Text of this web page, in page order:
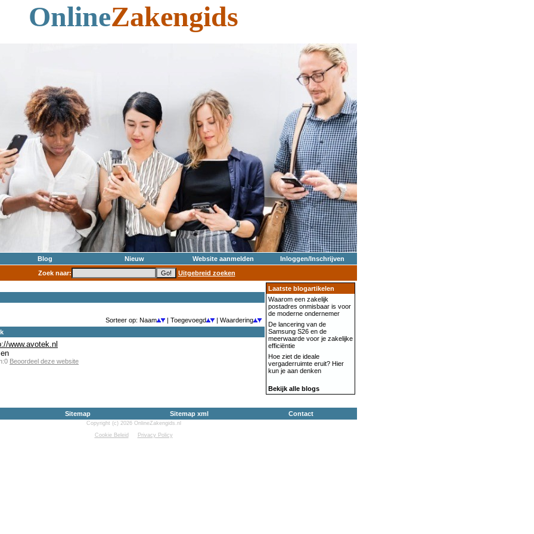
OnlineZakengids
Blog Nieuw Website aanmelden
Inloggen/Inschrijven
Zoek naar:
Uitgebreid zoeken
Sorteer op: Naam | Toegevoegd
| Waardering
www.avotek.nl
Beoordeel deze website
Laatste blogartikelen
Waarom een zakelijk
postadres onmisbaar is voor
de moderne ondernemer
De lancering van de
Samsung S26 en de
meerwaarde voor je zakelijke
efficiëntie
Hoe ziet de ideale
vergaderruimte eruit? Hier
kun je aan denken
Bekijk alle blogs
Sitemap Sitemap xml Contact
Copyright (c) 2026 OnlineZakengids.nl
Cookie Beleid
Privacy Policy